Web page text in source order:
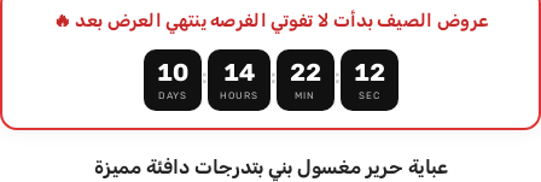
عروض الصيف بدأت لا تفوتي الفرصه ينتهي العرض بعد 🔥
10
DAYS
: 14
HOURS
: 22
MIN
: 11
SEC
عباية حرير مغسول بني بتدرجات دافئة مميزة